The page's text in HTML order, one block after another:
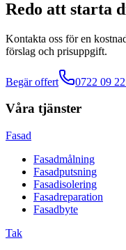
Redo att starta
Kontakta oss för en
förslag och prisuppgift.
Begär offert 0722 09
Våra tjänster
Fasad
Fasadmålning
Fasadputsning
Fasadisolering
Fasadreparation
Fasadbyte
Tak